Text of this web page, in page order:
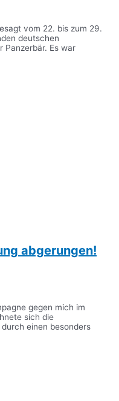
vom 22. bis zum 29.
deutschen
Panzerbär. Es war
abgerungen!
gegen mich im
sich die
einen besonders